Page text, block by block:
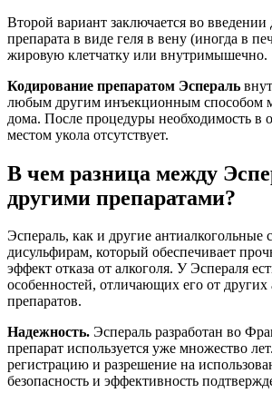
Второй вариант заключается во введении
препарата в виде геля в вену (иногда в
жировую клетчатку или внутримышечно.
Кодирование препаратом Эспераль
любым другим инъекционным способом
дома. После процедуры необходимость в
местом укола отсутствует.
В чем разница между
другими препаратами?
Эспераль, как и другие антиалкогольные
дисульфирам, который обеспечивает
эффект отказа от алкоголя. У Эспераля
особенностей, отличающих его от других
препаратов.
Надежность. Эспераль разработан во
препарат используется уже множество
регистрацию и разрешение на
безопасность и эффективность